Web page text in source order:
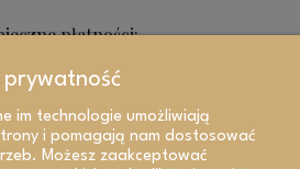
płatności:
prywatność
im technologie umożliwiają
i pomagają nam dostosować
Możesz zaakceptować